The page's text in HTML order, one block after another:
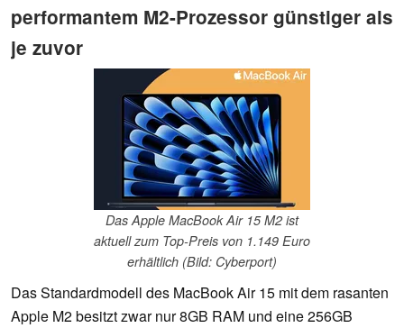
performantem M2-Prozessor günstiger als
je zuvor
Das Apple MacBook Air 15 M2 ist
aktuell zum Top-Preis von 1.149 Euro
erhältlich (Bild: Cyberport)
Das Standardmodell des MacBook Air 15 mit dem rasanten
Apple M2 besitzt zwar nur 8GB RAM und eine 256GB